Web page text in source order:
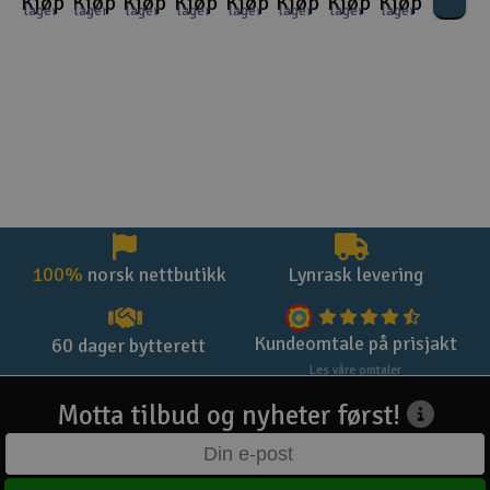
lager
lager
lager
lager
lager
lager
lager
lager
100% norsk nettbutikk Lynrask levering
60 dager bytterett Kundeomtale på prisjakt
Les våre omtaler
Motta tilbud og nyheter først!